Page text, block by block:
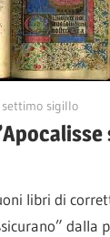
settimo sigillo
libri di
dalla